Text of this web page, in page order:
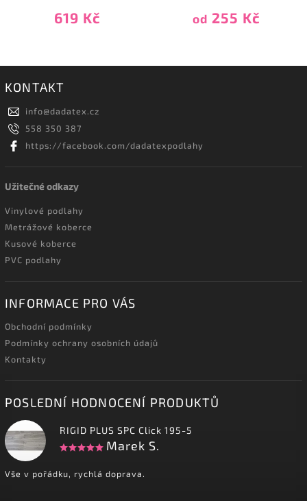
619 Kč od 255 Kč
KONTAKT
info@dadatex.cz
558 350 387
https://facebook.com/dadatexpodlahy
Užitečné odkazy
Vinylové podlahy
Metrážové koberce
Kusové koberce
PVC podlahy
INFORMACE PRO VÁS
Obchodní podmínky
Podmínky ochrany osobních údajů
Kontakty
POSLEDNÍ HODNOCENÍ PRODUKTŮ
RIGID PLUS SPC Click 195-5
Marek S.
Vše v pořádku, rychlá doprava.